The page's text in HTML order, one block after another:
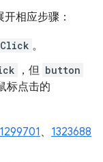
相应步骤：
。
，但 button
标点击的
1299701 、 1323688